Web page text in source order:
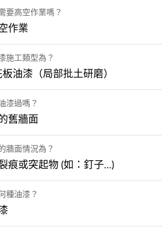
要高空作業嗎？
作業
施工類型為？
油漆（局部批土研磨）
漆過嗎？
舊牆面
牆面情況為？
痕或突起物 (如：釘子...)
種油漆？